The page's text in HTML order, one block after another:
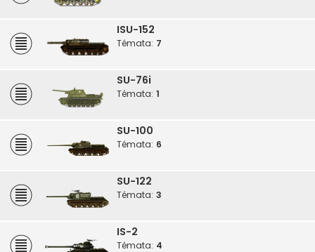
ISU-152
Témata: 7
SU-76i
Témata: 1
SU-100
Témata: 6
SU-122
Témata: 3
IS-2
Témata: 4